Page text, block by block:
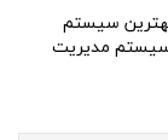
سیستم
سیستم مدیریت